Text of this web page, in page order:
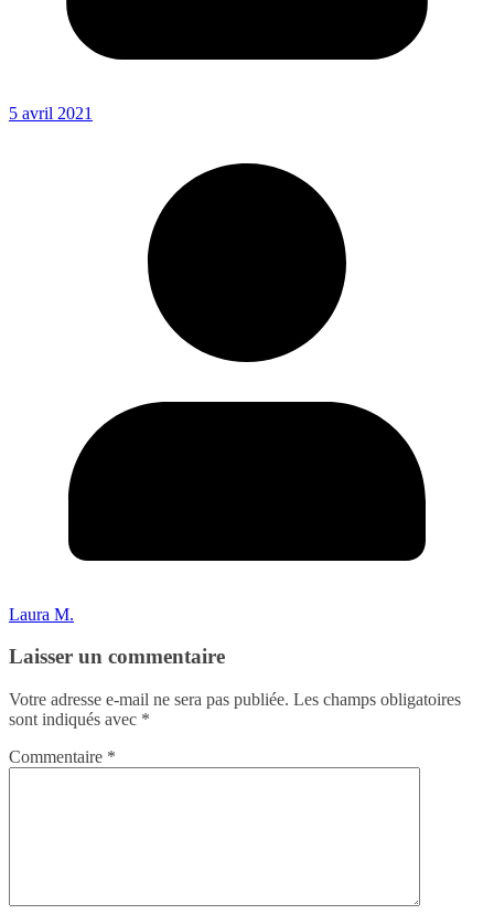
5 avril 2021
Laura M.
Laisser un commentaire
Votre adresse e-mail ne sera pas publiée. Les champs obligatoires
sont indiqués avec *
Commentaire *